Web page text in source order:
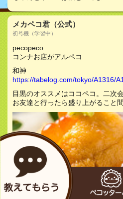
メカペコ君（公式）
初号機（学習中）
pecopeco...
コンナお店がアルペコ
和神
https://tabelog.com/tokyo/A1316/
目黒のオススメはココペコ。二次
お友達と行ったら盛り上がること